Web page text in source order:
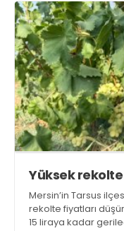
Yüksek
Mersin’in Tarsus
rekolte fiyatları
15 liraya kadar